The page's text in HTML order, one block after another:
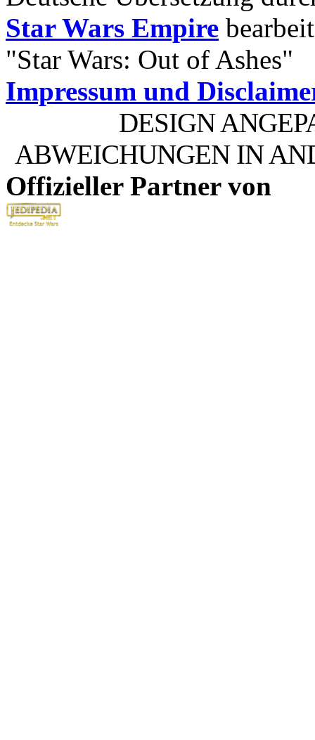
Star Wars Empire
"Star Wars: Out of Ashes"
Impressum und
DESIGN
ABWEICHUNGEN IN
Offizieller Partner von